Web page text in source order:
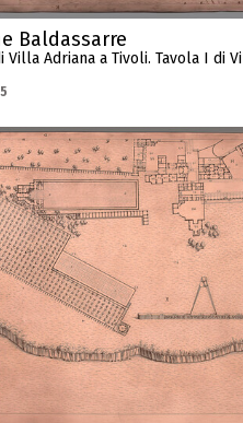
Baldassarre
Villa Adriana a Tivoli. Tavola I di